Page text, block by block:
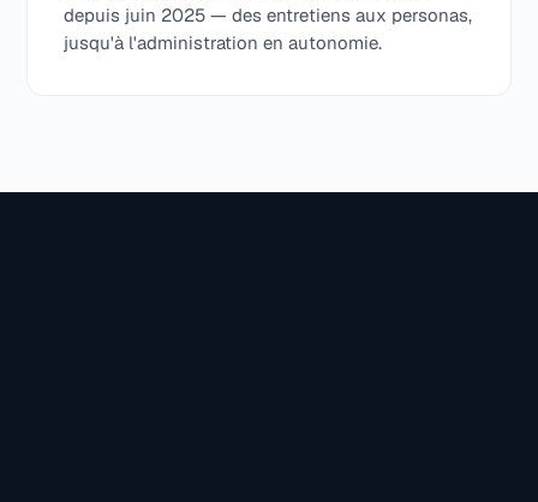
depuis juin 2025 — des entretiens aux personas,
jusqu'à l'administration en autonomie.